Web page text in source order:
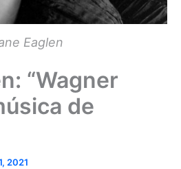
Eaglen
“Wagner
de
2021